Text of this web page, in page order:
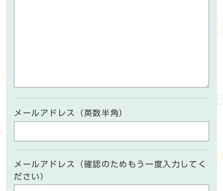
メールアドレス（英数半角）
メールアドレス（確認のためもう一度入力してく
ださい）